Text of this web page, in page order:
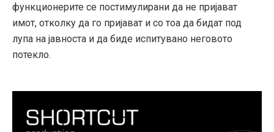
функционерите се постимулирани да не пријават
имот, отколку да го пријават и со тоа да бидат под
лупа на јавноста и да биде испитувано неговото
потекло.